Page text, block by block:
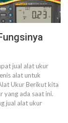
jual alat ukur
alat untuk
Ukur Berikut kita
yang ada saat ini.
jual alat ukur